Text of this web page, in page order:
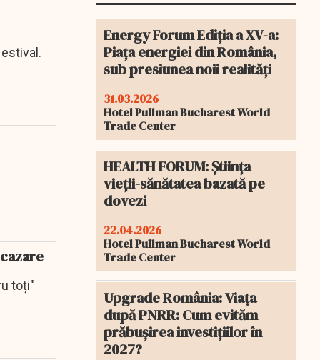
toți"
Energy Forum Ediția a XV-a:
Piața energiei din România,
sub presiunea noii realități
31.03.2026
Hotel Pullman Bucharest World
Trade Center
HEALTH FORUM: Știința
vieții-sănătatea bazată pe
dovezi
22.04.2026
Hotel Pullman Bucharest World
Trade Center
Upgrade România: Viața
după PNRR: Cum evităm
prăbușirea investițiilor în
2027?